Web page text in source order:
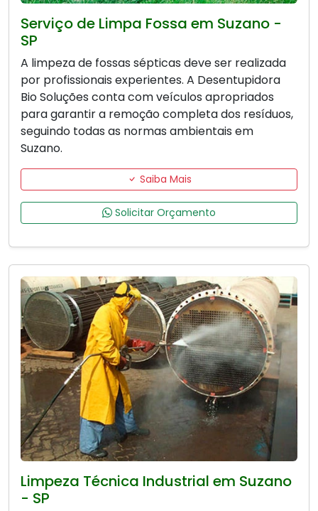
Serviço de Limpa Fossa em Suzano -
SP
A limpeza de fossas sépticas deve ser realizada
por profissionais experientes. A Desentupidora
Bio Soluções conta com veículos apropriados
para garantir a remoção completa dos resíduos,
seguindo todas as normas ambientais em
Suzano.
Saiba Mais
Solicitar Orçamento
Limpeza Técnica Industrial em Suzano
- SP